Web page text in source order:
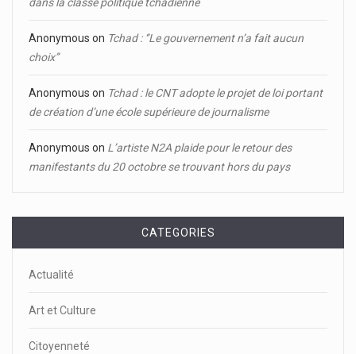
dans la classe politique tchadienne
Anonymous on Tchad : ‘’Le gouvernement n’a fait aucun
choix’’
Anonymous on Tchad : le CNT adopte le projet de loi portant
de création d’une école supérieure de journalisme
Anonymous on L’artiste N2A plaide pour le retour des
manifestants du 20 octobre se trouvant hors du pays
CATEGORIES
Actualité
Art et Culture
Citoyenneté